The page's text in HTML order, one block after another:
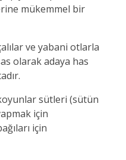
mükemmel bir
ve yabani otlarla
olarak adaya has
sütleri (sütün
için
için